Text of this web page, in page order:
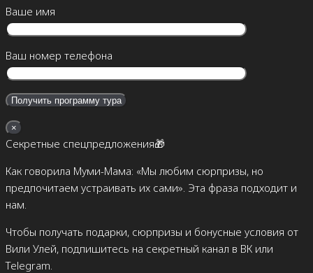
Ваше имя
Ваш номер телефона
×
Секретные спецпредложения🎁
Как говорила Муми-Мама: «Мы любим сюрпризы, но
предпочитаем устраивать их сами». Эта фраза подходит и
нам.
Чтобы получать подарки, сюрпризы и бонусные условия от
Вили Улей, подпишитесь на секретный канал в ВК или
Telegram.